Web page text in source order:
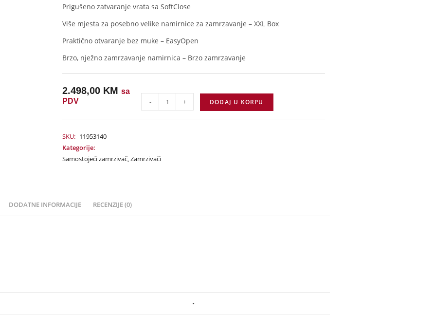
Prigušeno zatvaranje vrata sa SoftClose
Više mjesta za posebno velike namirnice za zamrzavanje – XXL Box
Praktično otvaranje bez muke – EasyOpen
Brzo, nježno zamrzavanje namirnica – Brzo zamrzavanje
2.498,00 KM sa
PDV
- + DODAJ U KORPU
SKU: 11953140
Kategorije:
Samostojeći zamrzivač,Zamrzivači
DODATNE INFORMACIJE RECENZIJE (0)
•